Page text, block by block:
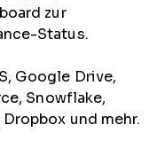
zur
Status.
Google Drive,
Snowflake,
und mehr.